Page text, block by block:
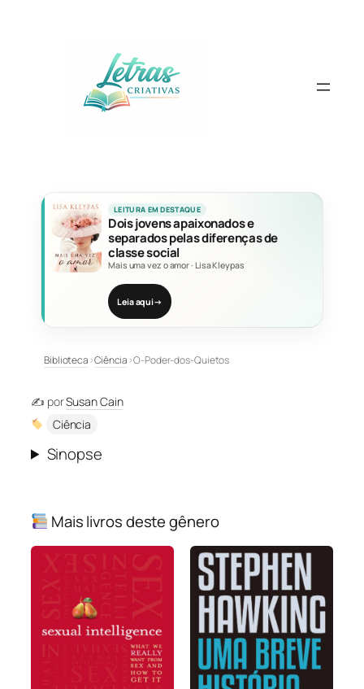
LEITURA EM DESTAQUE
Dois jovens apaixonados e
separados pelas diferenças de
classe social
Mais uma vez o amor· Lisa Kleypas
Leia aqui→
Biblioteca›Ciência›O-Poder-dos-Quietos
✍️ porSusan Cain
Ciência
Sinopse
Mais livros deste gênero